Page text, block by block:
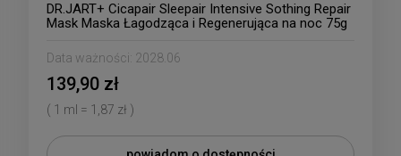
DR.JART+ Cicapair Sleepair Intensive Sothing Repair
Mask Maska Łagodząca i Regenerująca na noc 75g
Data ważności: 2028.06
139,90 zł
( 1 ml = 1,87 zł )